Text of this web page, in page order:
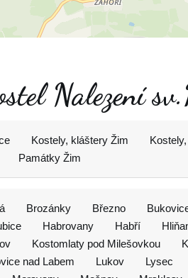
Nalezení
Kostely, kláštery Žim
Památky Žim
Brozánky Březno
Habrovany Habří
Kostomlaty pod Milešovkou
nad Labem Lukov Lysec